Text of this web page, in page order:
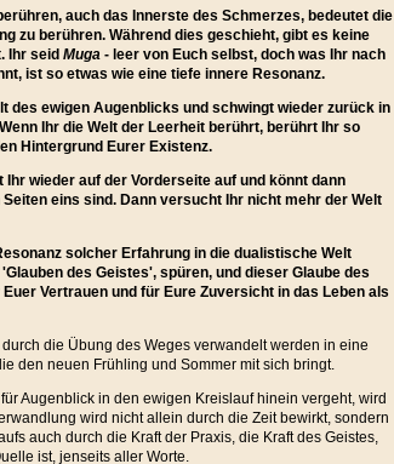
auch das Innerste des Schmerzes, bedeutet die
zu berühren. Während dies geschieht, gibt es keine
Ihr seid Muga - leer von Euch selbst, doch was Ihr nach
ist so etwas wie eine tiefe innere Resonanz.
des ewigen Augenblicks und schwingt wieder zurück in
Ihr die Welt der Leerheit berührt, berührt Ihr so
Hintergrund Eurer Existenz.
Ihr wieder auf der Vorderseite auf und könnt dann
eins sind. Dann versucht Ihr nicht mehr der Welt
solcher Erfahrung in die dualistische Welt
des Geistes', spüren, und dieser Glaube des
Vertrauen und für Eure Zuversicht in das Leben als
die Übung des Weges verwandelt werden in eine
den neuen Frühling und Sommer mit sich bringt.
Augenblick in den ewigen Kreislauf hinein vergeht, wird
wird nicht allein durch die Zeit bewirkt, sondern
auch durch die Kraft der Praxis, die Kraft des Geistes,
ist, jenseits aller Worte.